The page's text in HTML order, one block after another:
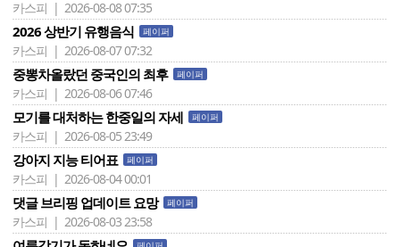
카스피 | 2026-08-08 07:35
2026 상반기 유행음식 페이퍼
카스피 | 2026-08-07 07:32
중뽕차올랐던 중국인의 최후 페이퍼
카스피 | 2026-08-06 07:46
모기를 대처하는 한중일의 자세 페이퍼
카스피 | 2026-08-05 23:49
강아지 지능 티어표 페이퍼
카스피 | 2026-08-04 00:01
댓글 브리핑 업데이트 요망 페이퍼
카스피 | 2026-08-03 23:58